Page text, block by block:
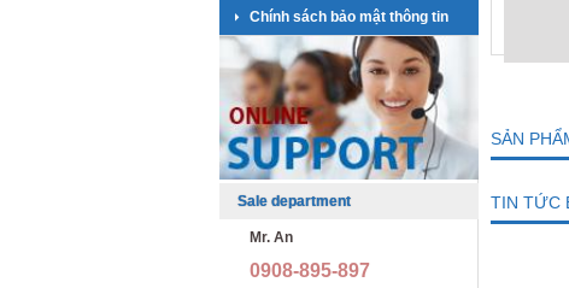
SẢN
TIN TỨC
Chính sách bảo mật thông tin
Sale department
Mr. An
0908-895-897